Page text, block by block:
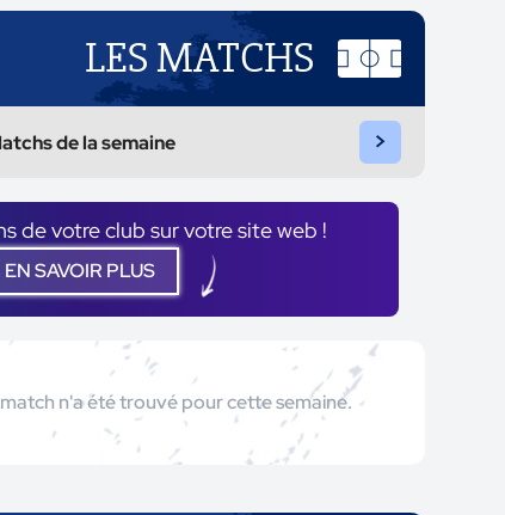
LES MATCHS
de la semaine >
de votre club sur votre site web !
EN SAVOIR PLUS
n'a été trouvé pour cette semaine.